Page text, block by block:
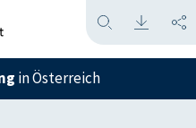
in Österreich